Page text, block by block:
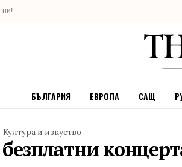
ни!
БЪЛГАРИЯ ЕВРОПА САЩ
Култура и изкуство